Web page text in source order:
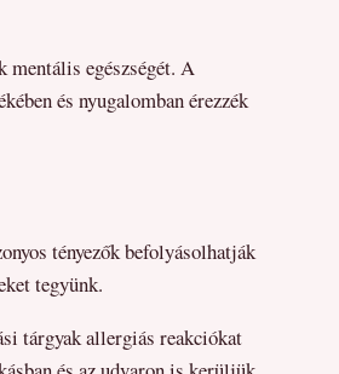
mentális egészségét. A
és nyugalomban érezzék
tényezők befolyásolhatják
tegyünk.
tárgyak allergiás reakciókat